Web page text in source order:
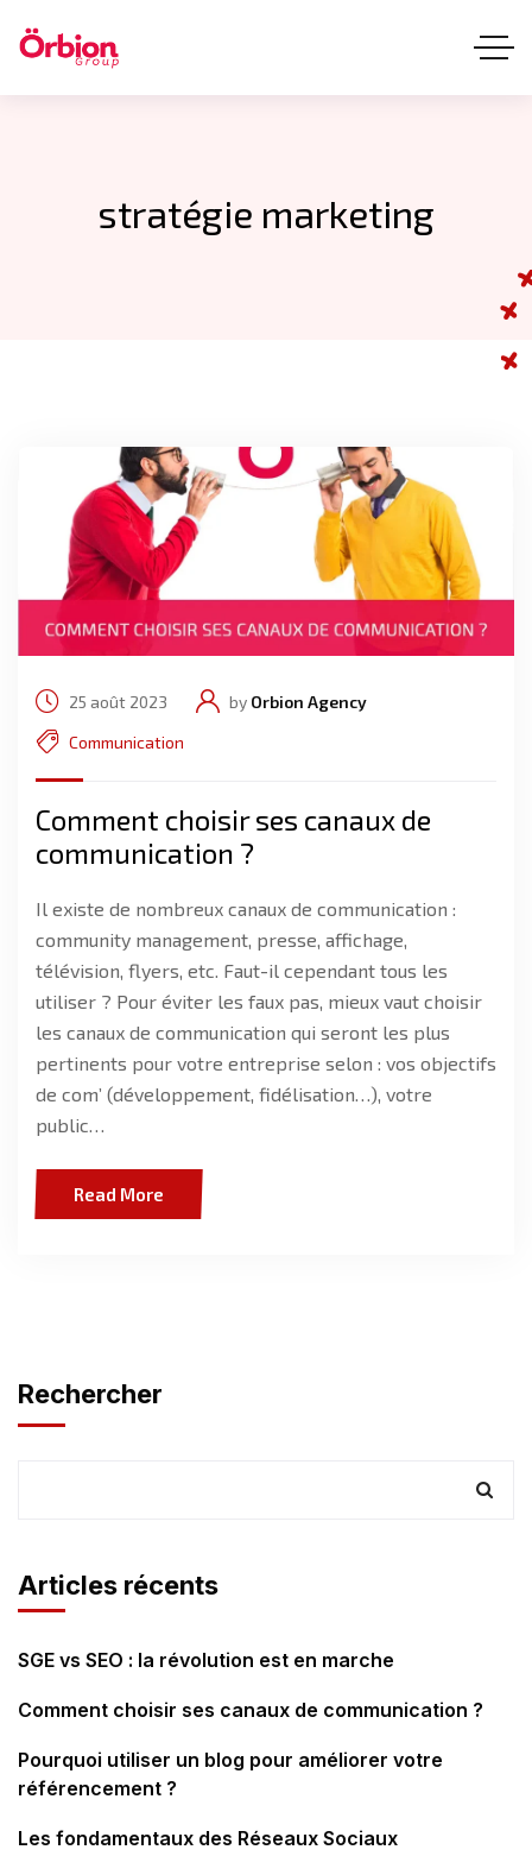
stratégie marketing
25 août 2023 by Orbion Agency
Communication
Comment choisir ses canaux de
communication ?
Il existe de nombreux canaux de communication :
community management, presse, affichage,
télévision, flyers, etc. Faut-il cependant tous les
utiliser ? Pour éviter les faux pas, mieux vaut choisir
les canaux de communication qui seront les plus
pertinents pour votre entreprise selon : vos objectifs
de com’ (développement, fidélisation…), votre
public…
Read More
Rechercher
Articles récents
SGE vs SEO : la révolution est en marche
Comment choisir ses canaux de communication ?
Pourquoi utiliser un blog pour améliorer votre
référencement ?
Les fondamentaux des Réseaux Sociaux